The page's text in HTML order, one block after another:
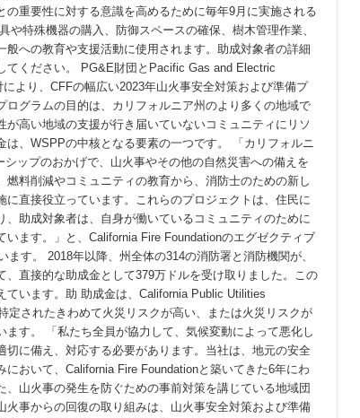
重要性に対する意識を高めるために毎年9月に実施される
特殊機器の購入、防御スペースの確保、樹木管理作業、
への教育や支援活動に使用されます。助成対象者の詳細
てください。 PG&E財団とPacific Gas and Electric
より、CFFの幅広い2023年山火事安全対策および準備プ
グラムの目的は、カリフォルニア州のより多くの地域で
高い地域の支援が行き届いていないコミュニティにリソ
、WSPPの中核となる要素の一つです。 「カリフォルニ
ップのおかげで、山火事やその他の自然災害への備えを
料削減やコミュニティの教育から、消防士のための新し
直接役立っています。これらのプロジェクトは、住民に
助成対象者は、自身が働いているコミュニティのために
ます。」と、California Fire Foundationのエグゼクティブ
す。 2018年以降、州全体の314の消防署と消防機関が、
直接的な助成金として379万ドルを受け取りました。この
ています。助 助成金は、California Public Utilities
定されたきわめて火災リスクが高い、または火災リスクが
す。 「私たち全員が協力して、気候変動によって悪化し
に備え、対応する必要があります。当社は、地元の安全
おいて、California Fire Foundationと築いてきた6年にわ
山火事の発生を防ぐための事前対策を講じている地域団
事からの回復の取り組みは、山火事安全対策および準備